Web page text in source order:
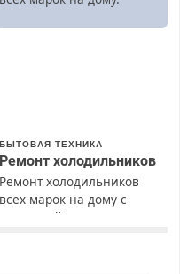
БЫТОВАЯ ТЕХНИКА
Ремонт холодильников
Ремонт холодильников
всех марок на дому с
гарантией. Замена